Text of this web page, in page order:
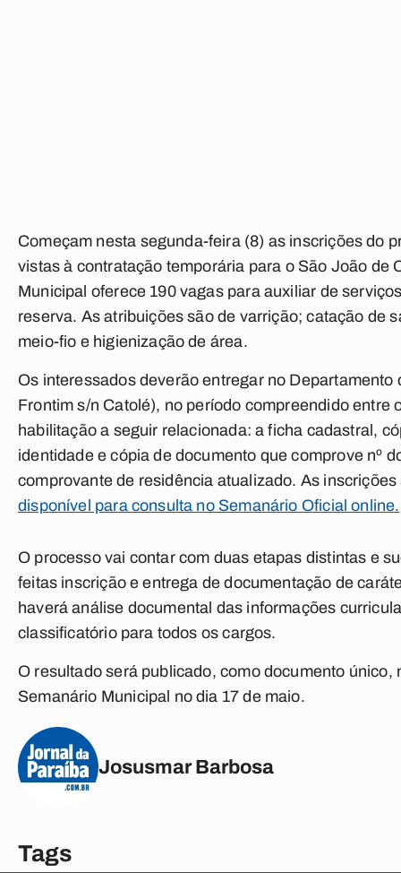
Começam nesta segunda-feira (8) as inscrições do
vistas à contratação temporária para o São João de
Municipal oferece 190 vagas para auxiliar de
reserva. As atribuições são de varrição; catação de
meio-fio e higienização de área.
Os interessados deverão entregar no
Frontim s/n Catolé), no período compreendido entre
habilitação a seguir relacionada: a ficha cadastral,
identidade e cópia de documento que comprove nº
comprovante de residência atualizado. As
disponível para consulta no Semanário Oficial online.
O processo vai contar com duas etapas distintas e
feitas inscrição e entrega de documentação de
haverá análise documental das informações
classificatório para todos os cargos.
O resultado será publicado, como documento
Semanário Municipal no dia 17 de maio.
Josusmar Barbosa
Tags